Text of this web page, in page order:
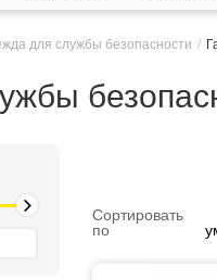
для службы безопасности
Сортировать
по